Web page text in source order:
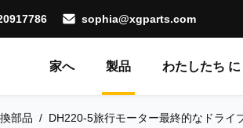
sophia@xgparts.com
家へ 製品 わたしたち に
部品 / DH220-5旅行モーター最終的なドラ